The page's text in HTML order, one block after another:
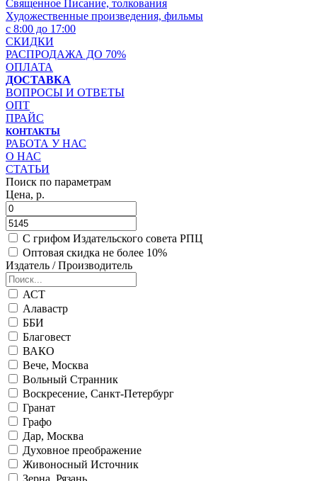
Священное Писание, толкования
Художественные произведения, фильмы
с 8:00 до 17:00
СКИДКИ
РАСПРОДАЖА ДО 70%
ОПЛАТА
ДОСТАВКА
ВОПРОСЫ И ОТВЕТЫ
ОПТ
ПРАЙС
КОНТАКТЫ
РАБОТА У НАС
О НАС
СТАТЬИ
Поиск по параметрам
Цена, р.
С грифом Издательского совета РПЦ
Оптовая скидка не более 10%
Издатель / Производитель
АСТ
Алавастр
ББИ
Благовест
ВАКО
Вече, Москва
Вольный Странник
Воскресение, Санкт-Петербург
Гранат
Графо
Дар, Москва
Духовное преображение
Живоносный Источник
Зерна, Рязань